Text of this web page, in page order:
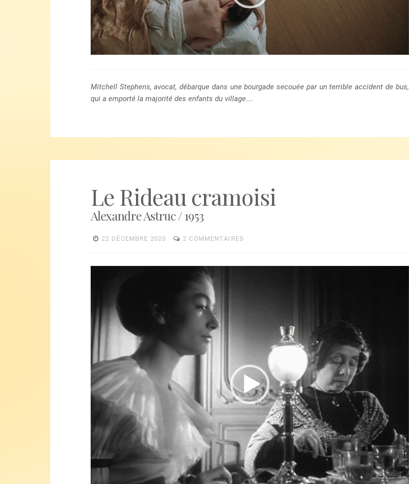
Mitchell Stephens, avocat, débarque dans une bourgade secouée par un terrible accident de bus,
qui a emporté la majorité des enfants du village…
Le Rideau cramoisi
Alexandre Astruc / 1953
22 DÉCEMBRE 2020 2 COMMENTAIRES